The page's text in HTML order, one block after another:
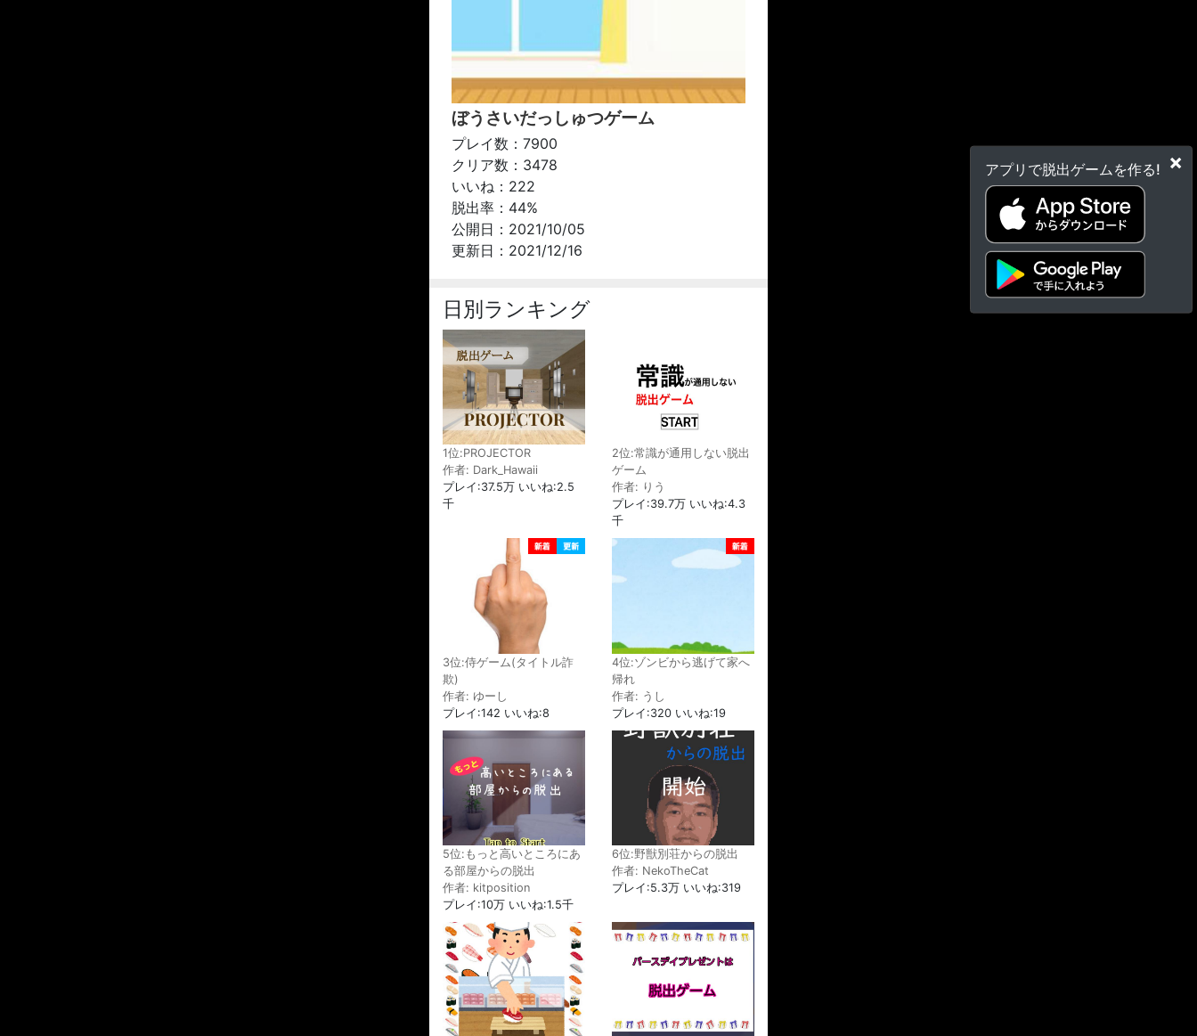
×
アプリで脱出ゲームを作る!
ぼうさいだっしゅつゲーム
プレイ数：7900
クリア数：3478
いいね：222
脱出率：44%
公開日：2021/10/05
更新日：2021/12/16
日別ランキング
1位:PROJECTOR
作者: Dark_Hawaii
プレイ:37.5万 いいね:2.5
千
2位:常識が通用しない脱出
ゲーム
作者: りう
プレイ:39.7万 いいね:4.3
千
3位:侍ゲーム(タイトル詐
欺)
作者: ゆーし
プレイ:142 いいね:8
4位:ゾンビから逃げて家へ
帰れ
作者: うし
プレイ:320 いいね:19
5位:もっと高いところにあ
る部屋からの脱出
作者: kitposition
プレイ:10万 いいね:1.5千
6位:野獣別荘からの脱出
作者: NekoTheCat
プレイ:5.3万 いいね:319